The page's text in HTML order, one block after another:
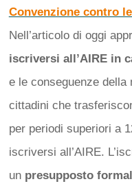
Convenzione contro
Nell’articolo di oggi
iscriversi all’AIRE in
e le conseguenze
cittadini che
per periodi superiori a
iscriversi all’AIRE.
un presupposto